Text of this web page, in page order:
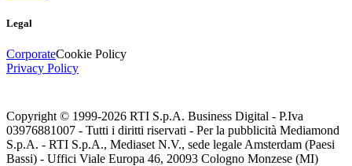
Legal
CorporateCookie Policy
Privacy Policy
Copyright © 1999-2026 RTI S.p.A. Business Digital - P.Iva
03976881007 - Tutti i diritti riservati - Per la pubblicità Mediamond
S.p.A. - RTI S.p.A., Mediaset N.V., sede legale Amsterdam (Paesi
Bassi) - Uffici Viale Europa 46, 20093 Cologno Monzese (MI)